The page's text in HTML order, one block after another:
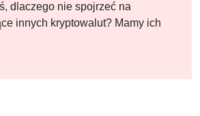
dlaczego nie spojrzeć na
innych kryptowalut? Mamy ich